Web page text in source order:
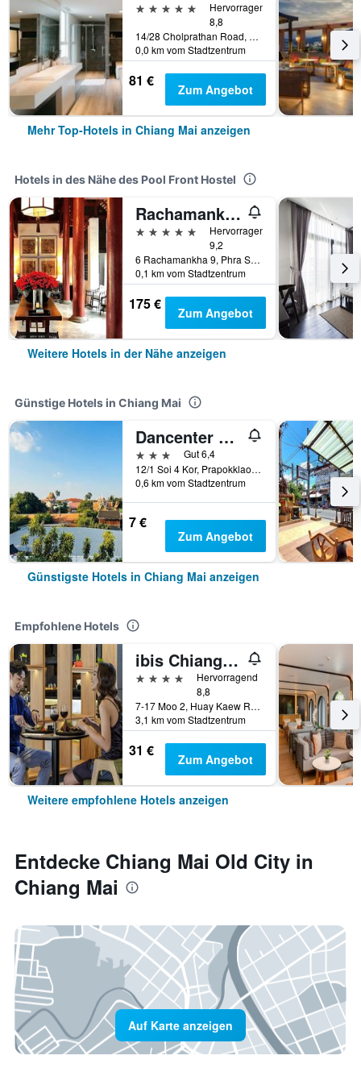
5 Sterne
Hervorragend
8,8
14/28 Cholprathan Road, Chiang Mai, Thailand
0,0 km vom Stadtzentrum
81 € Zum Angebot
Mehr Top-Hotels in Chiang Mai anzeigen
Hotels in des Nähe des Pool Front Hostel
Rachamankha Hotel
5 Sterne
Hervorragend
9,2
6 Rachamankha 9, Phra Singh, Chiang Mai, Thailand
0,1 km vom Stadtzentrum
175 € Zum Angebot
Weitere Hotels in der Nähe anzeigen
Günstige Hotels in Chiang Mai
Dancenter Bupatara Chiangmai
3 Sterne
Gut 6,4
12/1 Soi 4 Kor, Prapokklao Road, Chiang Mai, Thailand
0,6 km vom Stadtzentrum
7 €
Zum Angebot
Günstigste Hotels in Chiang Mai anzeigen
Empfohlene Hotels
ibis Chiang Mai Nimman Journeyhub
4 Sterne
Hervorragend
8,8
7-17 Moo 2, Huay Kaew Road Chang Phueak, Muang, Chiang Mai, Thailand
3,1 km vom Stadtzentrum
31 € Zum Angebot
Weitere empfohlene Hotels anzeigen
Entdecke Chiang Mai Old City in
Chiang Mai
Auf Karte anzeigen